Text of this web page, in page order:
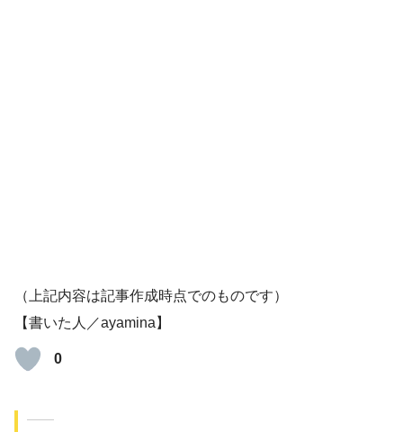
（上記内容は記事作成時点でのものです）
【書いた人／ayamina】
0